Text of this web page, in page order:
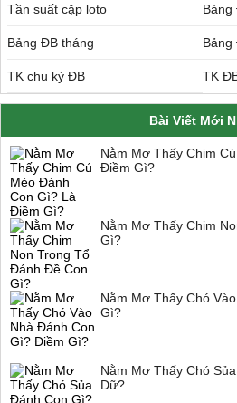
Tần suất cặp loto Bảng
Bảng ĐB tháng Bảng
TK chu kỳ ĐB TK
Bài Viết Mới
Nằm Mơ Thấy Chim
Điềm Gì?
Nằm Mơ Thấy Chim
Gì?
Nằm Mơ Thấy Chó
Gì?
Nằm Mơ Thấy Chó
Dữ?